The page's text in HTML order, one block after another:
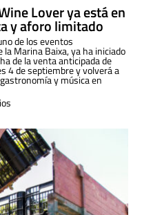
Lover ya está en
y aforo limitado
de los eventos
Marina Baixa, ya ha iniciado
de la venta anticipada de
4 de septiembre y volverá a
y música en